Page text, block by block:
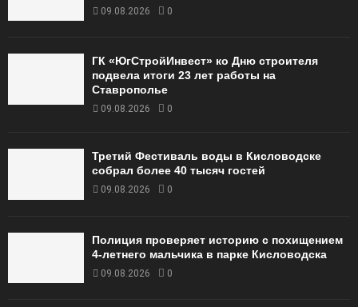
09.08.2026 0
ГК «ЮгСтройИнвест» ко Дню строителя
подвела итоги 23 лет работы на
Ставрополье
09.08.2026 0
Третий Фестиваль воды в Кисловодске
собрал более 40 тысяч гостей
09.08.2026 0
Полиция проверяет историю с похищением
4-летнего мальчика в парке Кисловодска
09.08.2026 0